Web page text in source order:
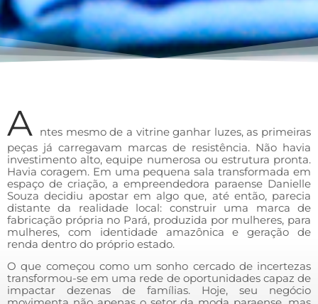
A ntes mesmo de a vitrine ganhar luzes, as primeiras
peças já carregavam marcas de resistência. Não havia
investimento alto, equipe numerosa ou estrutura pronta.
Havia coragem. Em uma pequena sala transformada em
espaço de criação, a empreendedora paraense Danielle
Souza decidiu apostar em algo que, até então, parecia
distante da realidade local: construir uma marca de
fabricação própria no Pará, produzida por mulheres, para
mulheres, com identidade amazônica e geração de
renda dentro do próprio estado.
O que começou como um sonho cercado de incertezas
transformou-se em uma rede de oportunidades capaz de
impactar dezenas de famílias. Hoje, seu negócio